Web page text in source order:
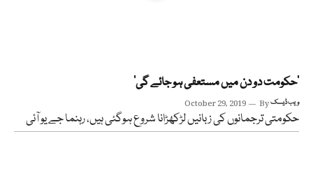
‘حکومت دو دن میں مستعفی ہو جائے گی’
October 29, 2019 Byویب ڈیسک
حکومتی ترجمانوں کی زبانیں لڑکھڑانا شروع ہوگئی ہیں، رہنما جے یو آئی